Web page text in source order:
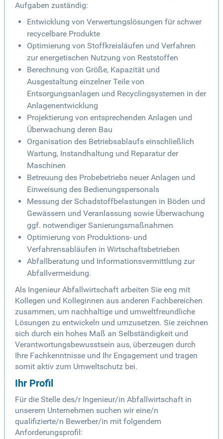
Aufgaben zuständig:
Entwicklung von Verwertungslösungen für schwer
recycelbare Produkte
Optimierung von Stoffkreisläufen und Verfahren
zur energetischen Nutzung von Reststoffen
Berechnung von Größe, Kapazität und
Ausgestaltung einzelner Teile von
Entsorgungsanlagen und Recyclingsystemen in der
Anlagenentwicklung
Projektierung von entsprechenden Anlagen und
Überwachung deren Bau
Organisation des Betriebsablaufs einschließlich
Wartung, Instandhaltung und Reparatur der
Maschinen
Betreuung des Probebetriebs neuer Anlagen und
Einweisung des Bedienungspersonals
Messung der Schadstoffbelastungen in Böden und
Gewässern und Veranlassung sowie Überwachung
ggf. notwendiger Sanierungsmaßnahmen
Optimierung von Produktions- und
Verfahrensabläufen in Wirtschaftsbetrieben
Abfallberatung und Informationsvermittlung zur
Abfallvermeidung.
Als Ingenieur Abfallwirtschaft arbeiten Sie eng mit
Kollegen und Kolleginnen aus anderen Fachbereichen
zusammen, um nachhaltige und umweltfreundliche
Lösungen zu entwickeln und umzusetzen. Sie zeichnen
sich durch ein hohes Maß an Selbständigkeit und
Verantwortungsbewusstsein aus, überzeugen durch
Ihre Fachkenntnisse und Ihr Engagement und tragen
somit aktiv zum Umweltschutz bei.
Ihr Profil
Für die Stelle des/r Ingenieur/in Abfallwirtschaft in
unserem Unternehmen suchen wir eine/n
qualifizierte/n Bewerber/in mit folgendem
Anforderungsprofil: